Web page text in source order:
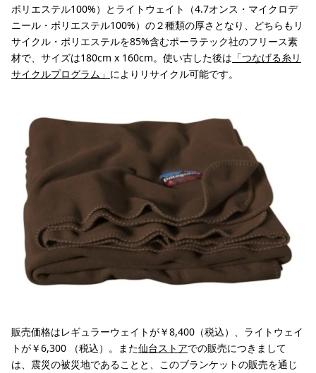
ポリエステル100%）とライトウェイト（4.7オンス・マイクロデ
ニール・ポリエステル100%）の２種類の厚さとなり、どちらもリ
サイクル・ポリエステルを85%含むポーラテック社のフリース素
材で、サイズは180cm x 160cm。使い古した後は 「つなげる糸リ
サイクルプログラム」 によりリサイクル可能です。
販売価格はレギュラーウェイトが￥8,400（税込）、ライトウェイ
トが￥6,300 （税込）。また仙台ストアでの販売につきまして
は、震災の被災地であることと、このブランケットの販売を通じ